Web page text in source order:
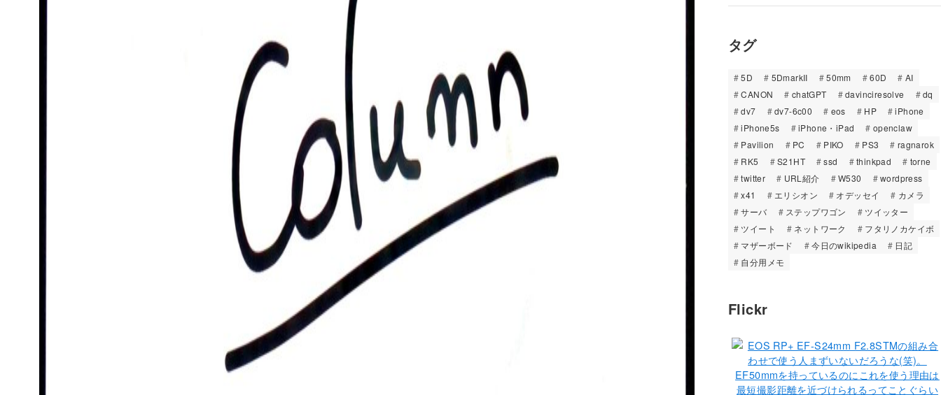
タグ
5D 5DmarkII 50mm 60D
AI
CANON
chatGPT davinciresolve
dq
dv7
dv7-6c00 eos HP
iPhone
iPhone5s
iPhone・iPad
openclaw
Pavilion
PC PIKO PS3
ragnarok
RK5
S21HT ssd thinkpad
torne
twitter
URL紹介 W530
wordpress
x41
エリシオン オデッセイ
カメラ
サーバ
ステップワゴン
ツイッター
ツイート
ネットワーク
フタリノカケイボ
マザーボード
今日のwikipedia
日記
自分用メモ
Flickr